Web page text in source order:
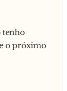
boite
passam-
toda a
tenho
o próximo